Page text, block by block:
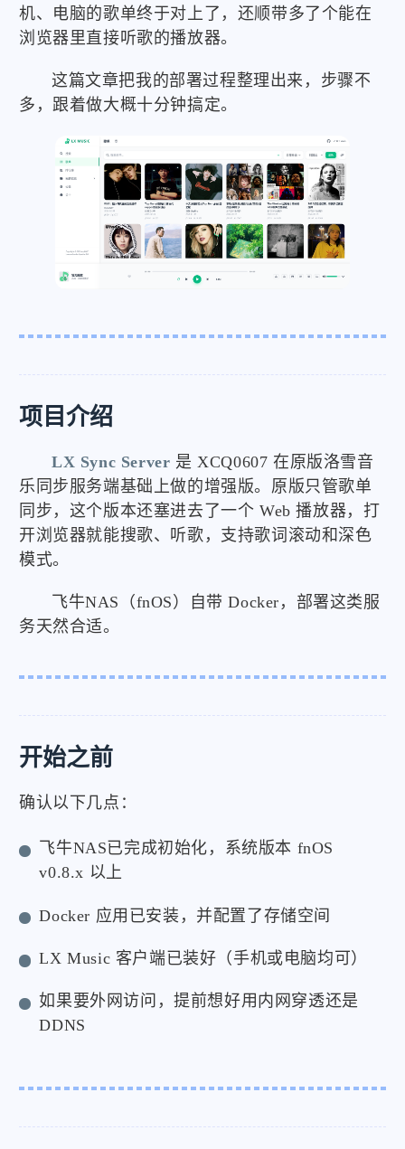
机、电脑的歌单终于对上了，还顺带多了个能在
浏览器里直接听歌的播放器。
这篇文章把我的部署过程整理出来，步骤不
多，跟着做大概十分钟搞定。
项目介绍
LX Sync Server 是 XCQ0607 在原版洛雪音
乐同步服务端基础上做的增强版。原版只管歌单
同步，这个版本还塞进去了一个 Web 播放器，打
开浏览器就能搜歌、听歌，支持歌词滚动和深色
模式。
飞牛NAS（fnOS）自带 Docker，部署这类服
务天然合适。
开始之前
确认以下几点：
飞牛NAS已完成初始化，系统版本 fnOS
v0.8.x 以上
Docker 应用已安装，并配置了存储空间
LX Music 客户端已装好（手机或电脑均可）
如果要外网访问，提前想好用内网穿透还是
DDNS